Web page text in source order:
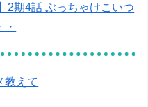
2期4話 ぶっちゃけこいつ
教えて